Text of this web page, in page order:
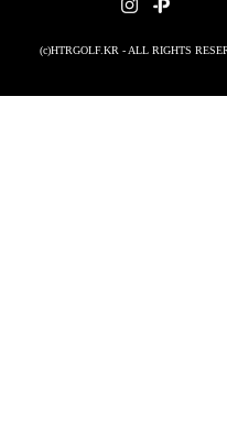
(c)HTRGOLF.KR - ALL RIGHTS